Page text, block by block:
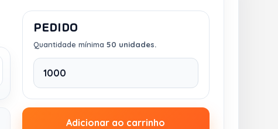
PEDIDO
Quantidade mínima 50 unidades.
Adicionar ao carrinho